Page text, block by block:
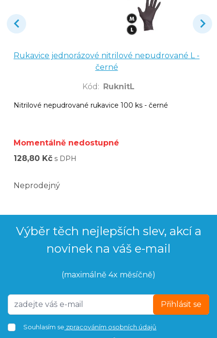
Rukavice jednorázové nitrilové nepudrované L -
černé
Kód : RuknitL
Nitrilové nepudrované rukavice 100 ks - černé
Momentálně nedostupné
128,80 Kč s DPH
Neprodejný
Výběr těch nejlepších slev, akcí a
novinek na váš e-mail
(maximálně 4x měsíčně)
Přihlásit se
Souhlasím se zpracováním osobních údajů